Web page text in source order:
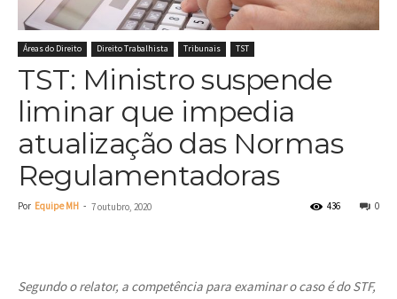
Áreas do Direito Direito Trabalhista Tribunais TST
TST: Ministro suspende
liminar que impedia
atualização das Normas
Regulamentadoras
Por Equipe MH - 7 outubro, 2020 0
436
Segundo o relator, a competência para examinar o caso é do STF,